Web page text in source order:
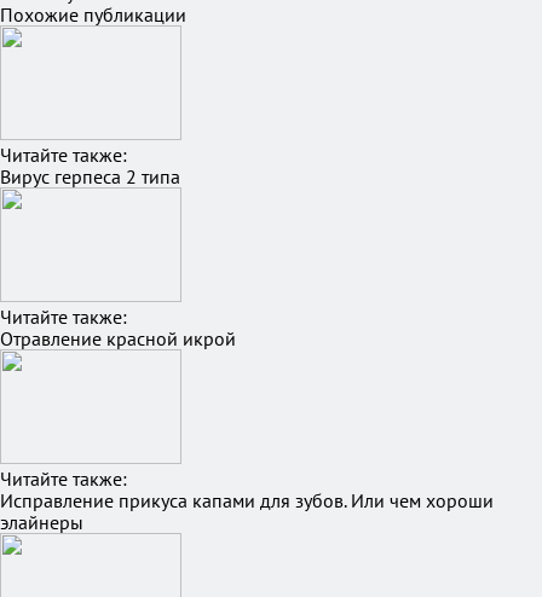
Похожие публикации
Читайте также:
Вирус герпеса 2 типа
Читайте также:
Отравление красной икрой
Читайте также:
Исправление прикуса капами для зубов. Или чем хороши
элайнеры